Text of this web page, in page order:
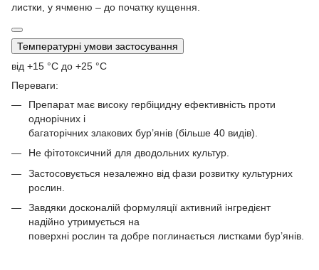
листки, у ячменю – до початку кущення.
Температурні умови застосування
від +15 °С до +25 °С
Переваги:
Препарат має високу гербіцидну ефективність проти
однорічних і
багаторічних злакових бур’янів (більше 40 видів).
Не фітотоксичний для дводольних культур.
Застосовується незалежно від фази розвитку культурних
рослин.
Завдяки досконалій формуляції активний інгредієнт
надійно утримується на
поверхні рослин та добре поглинається листками бур’янів.